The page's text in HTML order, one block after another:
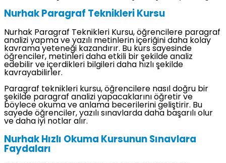
Nurhak Paragraf Teknikleri Kursu
Nurhak Paragraf Teknikleri Kursu, öğrencilere paragraf
analizi yapma ve yazılı metinlerin içeriğini daha kolay
kavrama yeteneği kazandırır. Bu kurs sayesinde
öğrenciler, metinleri daha etkili bir şekilde analiz
edebilir ve içerdikleri bilgileri daha hızlı şekilde
kavrayabilirler.
Paragraf teknikleri kursu, öğrencilere nasıl doğru bir
şekilde paragraf analizi yapacaklarını öğretir ve
böylece okuma ve anlama becerilerini geliştirir. Bu
sayede öğrenciler, yazılı sınavlarda daha başarılı olur
ve daha iyi notlar alır.
Nurhak Hızlı Okuma Kursunun Sınavlara
Faydaları